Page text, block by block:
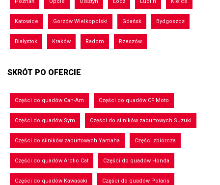
Katowice Gorzów Wielkopolski Gdańsk Bydgoszcz
Białystok Kraków Radom Rzeszów
SKRÓT PO OFERCIE
Części do quadów Can-Am Części do quadów CF Moto
Części do quadów Sym Części do silników zaburtowych Suzuki
Części do silników zaburtowych Yamaha Części zbiorcza
Części do quadów Arctic Cat Części do quadów Honda
Części do quadów Kawasaki Części do quadów Polaris